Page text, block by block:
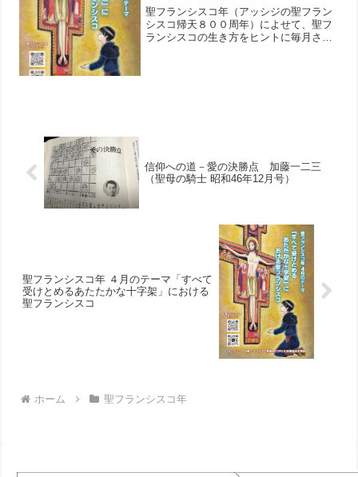
聖フランシスコ年（アッシジの聖フラン
シスコ帰天８００周年）によせて、聖フ
ランシスコの生き方をヒントに毎月ささ
信仰への道－愛の決勝点 加藤一二三
（聖母の騎士 昭和46年12月号）
聖フランシスコ年 ４月のテーマ「すべて
受けとめるあたたかな十字架」における
聖フランシスコ
ホーム 聖フランシスコ年